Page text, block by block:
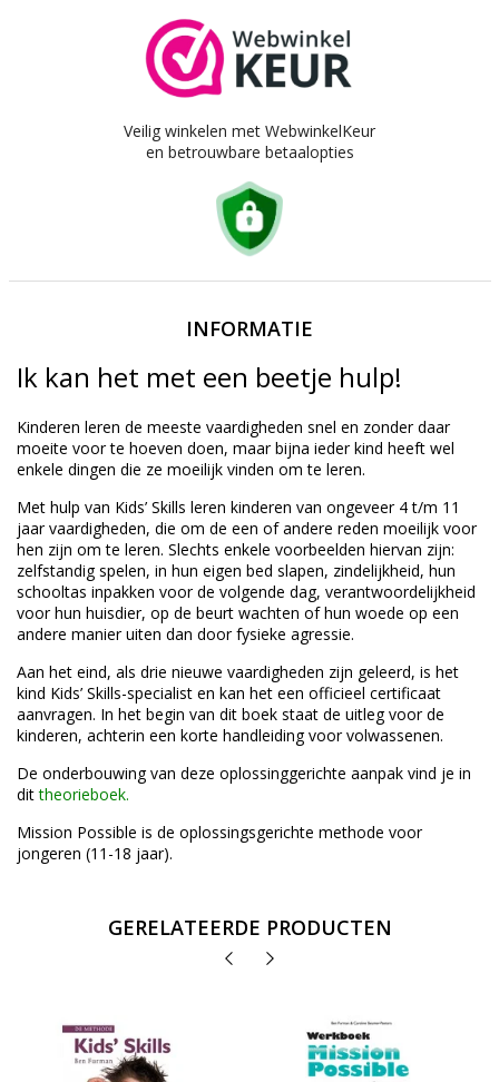
Veilig winkelen met WebwinkelKeur
en betrouwbare betaalopties
INFORMATIE
Ik kan het met een beetje hulp!
Kinderen leren de meeste vaardigheden snel en zonder daar
moeite voor te hoeven doen, maar bijna ieder kind heeft wel
enkele dingen die ze moeilijk vinden om te leren.
Met hulp van Kids’ Skills leren kinderen van ongeveer 4 t/m 11
jaar vaardigheden, die om de een of andere reden moeilijk voor
hen zijn om te leren. Slechts enkele voorbeelden hiervan zijn:
zelfstandig spelen, in hun eigen bed slapen, zindelijkheid, hun
schooltas inpakken voor de volgende dag, verantwoordelijkheid
voor hun huisdier, op de beurt wachten of hun woede op een
andere manier uiten dan door fysieke agressie.
Aan het eind, als drie nieuwe vaardigheden zijn geleerd, is het
kind Kids’ Skills-specialist en kan het een officieel certificaat
aanvragen. In het begin van dit boek staat de uitleg voor de
kinderen, achterin een korte handleiding voor volwassenen.
De onderbouwing van deze oplossinggerichte aanpak vind je in
dittheorieboek.
Mission Possible is de oplossingsgerichte methode voor
jongeren (11-18 jaar).
GERELATEERDE PRODUCTEN